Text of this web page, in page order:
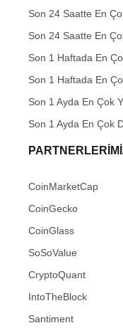
Son 24 Saatte En
Son 24 Saatte En
Son 1 Haftada En
Son 1 Haftada En
Son 1 Ayda En Çok
Son 1 Ayda En Çok
CoinMarketCap
CoinGecko
CoinGlass
SoSoValue
CryptoQuant
IntoTheBlock
Santiment